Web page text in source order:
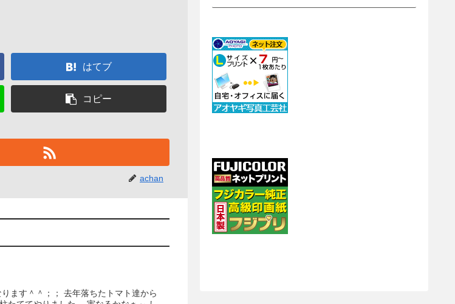
はてブ
コピー
achan
ます＾＾；； 去年落ちたトマト達から